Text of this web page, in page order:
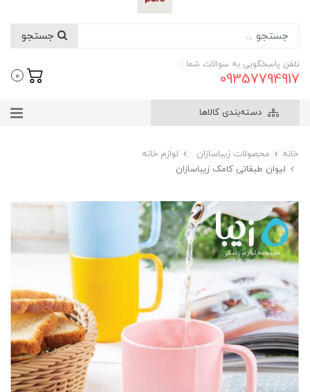
تلفن پاسخگویی به سوالات شما :
09357794917
0
دسته‌بندی کالاها
خانه محصولات زیباسازان
لوازم خانه
لیوان طبقاتی کامک زیباسازان